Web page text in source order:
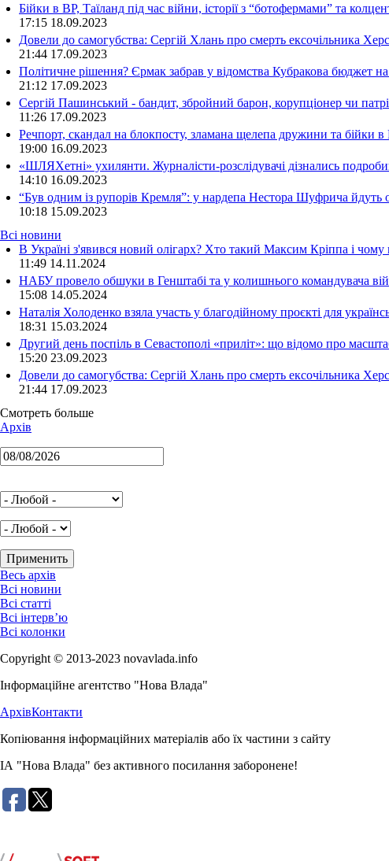
Бійки в ВР, Таїланд під час війни, історії з “ботофермами” та
17:15 18.09.2023
Довели до самогубства: Сергій Хлань про смерть ексочільника
21:44 17.09.2023
Політичне рішення? Єрмак забрав у відомства Кубракова бюджет на
21:12 17.09.2023
Сергій Пашинський - бандит, збройний барон, корупціонер чи
11:26 17.09.2023
Речпорт, скандал на блокпосту, зламана щелепа дружини та бійки
19:00 16.09.2023
«ШЛЯХетні» ухилянти. Журналісти-розслідувачі дізнались
14:10 16.09.2023
“Був одним із рупорів Кремля”: у нардепа Нестора Шуфрича йдуть
10:18 15.09.2023
Всі новини
В Україні з'явився новий олігарх? Хто такий Максим Кріппа і
11:49 14.11.2024
НАБУ провело обшуки в Генштабі та у колишнього командувача
15:08 14.05.2024
Наталія Холоденко взяла участь у благодійному проєкті для
18:31 15.03.2024
Другий день поспіль в Севастополі «приліт»: що відомо про
15:20 23.09.2023
Довели до самогубства: Сергій Хлань про смерть ексочільника
21:44 17.09.2023
Смотреть больше
Архів
Весь архів
Всі новини
Всі статті
Всі інтерв’ю
Всі колонки
Copyright © 2013-2023 novavlada.info
Інформаційне агентство "Нова Влада"
АрхівКонтакти
Копіювання інформаційних матеріалів або їх частини з сайту
ІА "Нова Влада" без активного посилання заборонене!